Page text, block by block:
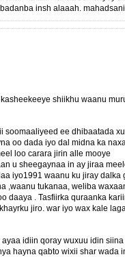
insh alaaah.
shiikhu waanu
ee dhibaatada
oo dada iyo dal midna ka
loo carara jirin alle mooye
u sheegaynaa in ay jiraa
iyo1991 waanu ku jiray dalka
,waanu tukanaa, weliba
daaya . Tasfiirka quraanka
jiro. war iyo wax kale
idiin qoray wuxuu idin
hayna qabto wixii shar wada